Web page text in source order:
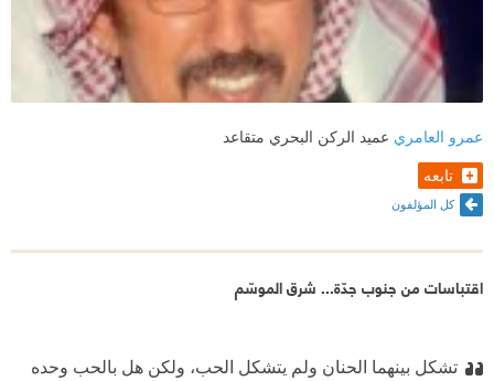
عمرو العامري عميد الركن البحري متقاعد
تابعه
كل المؤلفون
اقتباسات من جنوب جدّة... شرق الموسّم
تشكل بينهما الحنان ولم يتشكل الحب، ولكن هل بالحب وحده